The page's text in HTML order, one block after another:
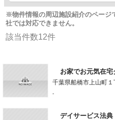
※物件情報の周辺施設紹介のページ
社では対応できません。
該当件数12件
お家でお元気在宅
千葉県船橋市上山町１
-
デイサービス法典